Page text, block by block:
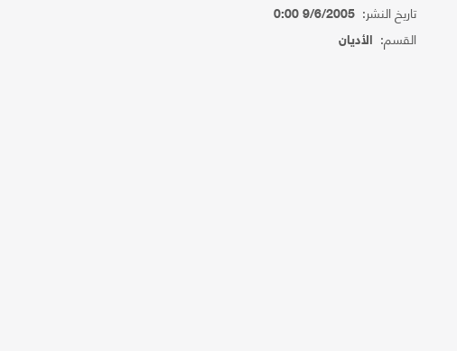
تاريخ النشر: 9/6/2005 0:00
القسم: الأديان